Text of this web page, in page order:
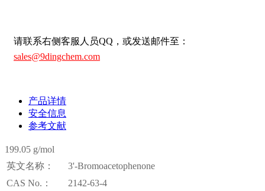
请联系右侧客服人员QQ，或发送邮件至：
sales@9dingchem.com
产品详情
安全信息
参考文献
199.05 g/mol
英文名称：
3'-Bromoacetophenone
CAS No.：
2142-63-4